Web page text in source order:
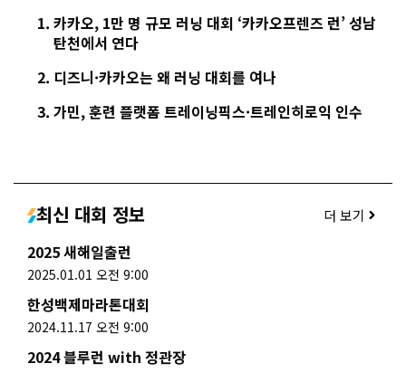
카카오, 1만 명 규모 러닝 대회 ‘카카오프렌즈 런’ 성남
탄천에서 연다
디즈니·카카오는 왜 러닝 대회를 여나
가민, 훈련 플랫폼 트레이닝픽스·트레인히로익 인수
최신 대회 정보 더 보기
2025 새해일출런
2025.01.01 오전 9:00
한성백제마라톤대회
2024.11.17 오전 9:00
2024 블루런 with 정관장